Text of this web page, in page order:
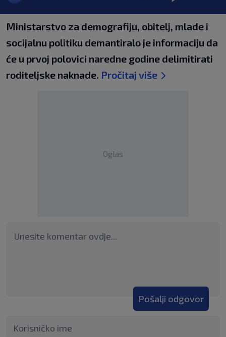
Ministarstvo za demografiju, obitelj, mlade i
socijalnu politiku demantiralo je informaciju da
će u prvoj polovici naredne godine delimitirati
roditeljske naknade. Pročitaj više
Oglas
Pošalji odgovor